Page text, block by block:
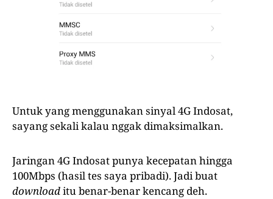
Untuk yang menggunakan sinyal 4G Indosat,
sayang sekali kalau nggak dimaksimalkan.
Jaringan 4G Indosat punya kecepatan hingga
100Mbps (hasil tes saya pribadi). Jadi buat
downloaditu benar-benar kencang deh.